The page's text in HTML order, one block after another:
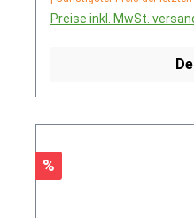
Preise inkl. MwSt.
Rabatt
%